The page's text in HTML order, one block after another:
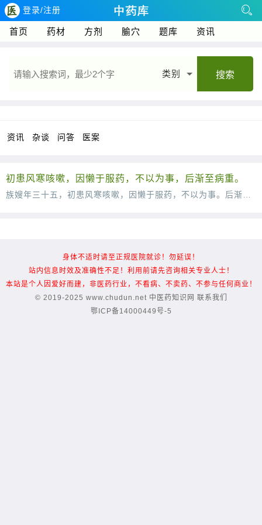
登录/注册
首页 药材 方剂 腧穴 题库 资讯
类别 搜索
资讯 杂谈 问答 医案
初患风寒咳嗽，因懒于服药，不以为事，后渐至病重。
身体不适时请至正规医院就诊！勿延误！
站内信息时效及准确性不足！利用前请先咨询相关专业人士！
本站是个人因爱好而建，非医药行业，不看病、不卖药、不参与任何商业！
© 2019-2025 www.chudun.net 中医药知识网 联系我们
鄂ICP备14000449号-5